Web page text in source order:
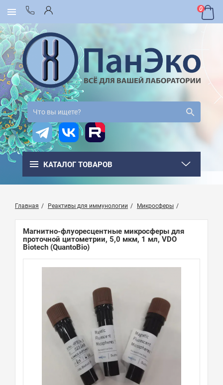
0
КАТАЛОГ ТОВАРОВ
Главная Реактивы для иммунологии Микросферы
Магнитно-флуоресцентные микросферы для
проточной цитометрии, 5,0 мкм, 1 мл, VDO
Biotech (QuantoBio)